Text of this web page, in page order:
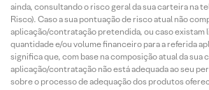
ainda, consultando o risco geral da sua carteira na
Risco). Caso a sua pontuação de risco atual não
aplicação/contratação pretendida, ou caso existam
quantidade e/ou volume financeiro para a referida
significa que, com base na composição atual da sua
aplicação/contratação não está adequada ao seu
sobre o processo de adequação dos produtos